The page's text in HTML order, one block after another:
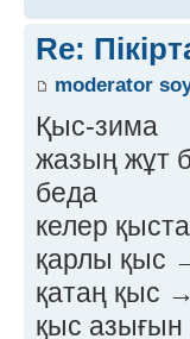
Re:
moderator
Қыс-зима
жазың жұт
беда
келер
қарлы қыс
қатаң қыс
қыс азығын